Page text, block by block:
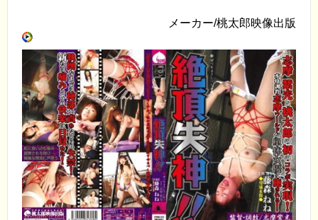
メーカー/桃太郎映像出版